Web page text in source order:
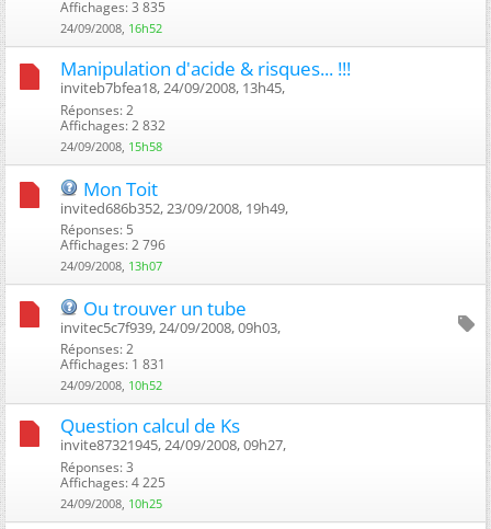
Affichages: 3 835
24/09/2008, 16h52
Manipulation d'acide & risques... !!!
inviteb7bfea18, 24/09/2008, 13h45, ‎
Réponses: 2
Affichages: 2 832
24/09/2008, 15h58
Mon Toit
invited686b352, 23/09/2008, 19h49, ‎
Réponses: 5
Affichages: 2 796
24/09/2008, 13h07
Ou trouver un tube
invitec5c7f939, 24/09/2008, 09h03, ‎
Réponses: 2
Affichages: 1 831
24/09/2008, 10h52
Question calcul de Ks
invite87321945, 24/09/2008, 09h27, ‎
Réponses: 3
Affichages: 4 225
24/09/2008, 10h25